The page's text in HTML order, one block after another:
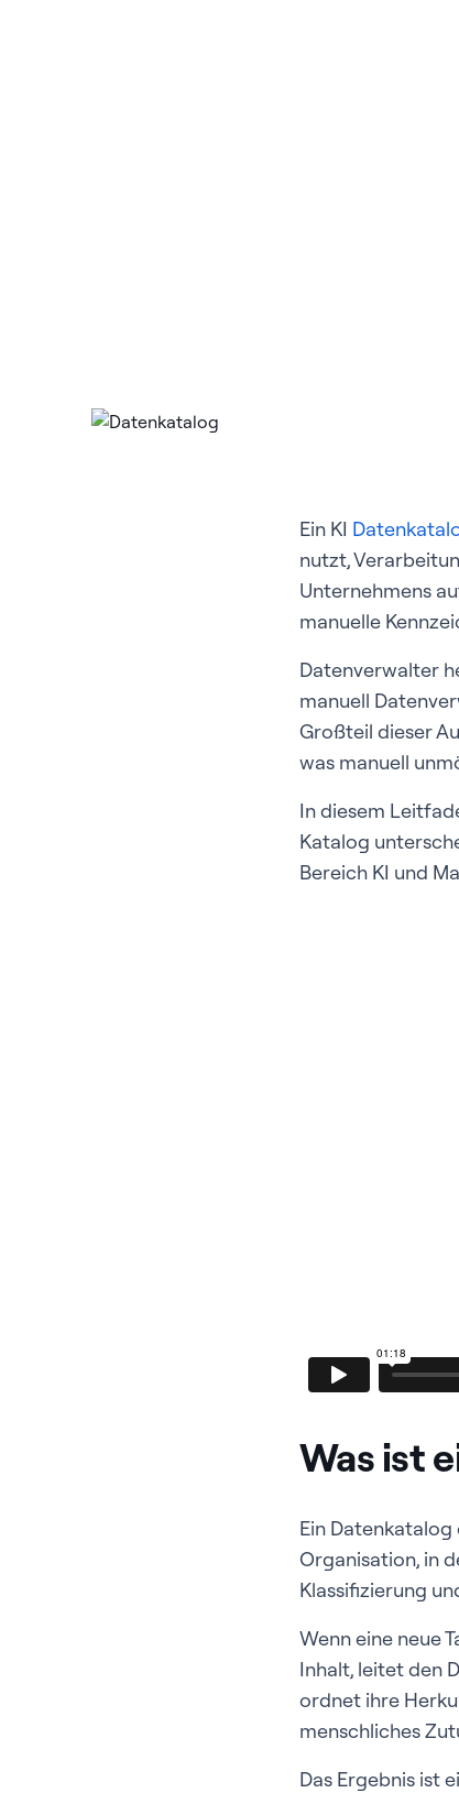
Ein KI
nutzt,
Unternehmens
manuelle
Datenverwalter
manuell
Großteil dieser
was manuell
In diesem
Katalog
Bereich KI und
Was ist
Ein
Organisation, in
Klassifizierung
Wenn eine neue
Inhalt, leitet den
ordnet ihre
menschliches
Das Ergebnis ist